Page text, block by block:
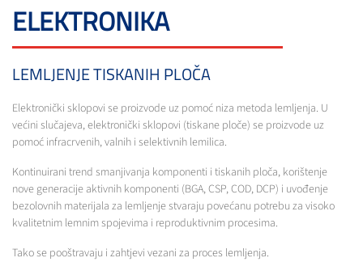
ELEKTRONIKA
LEMLJENJE TISKANIH PLOČA
Elektronički sklopovi se proizvode uz pomoć niza metoda lemljenja. U
većini slučajeva, elektronički sklopovi (tiskane ploče) se proizvode uz
pomoć infracrvenih, valnih i selektivnih lemilica.
Kontinuirani trend smanjivanja komponenti i tiskanih ploča, korištenje
nove generacije aktivnih komponenti (BGA, CSP, COD, DCP) i uvođenje
bezolovnih materijala za lemljenje stvaraju povećanu potrebu za visoko
kvalitetnim lemnim spojevima i reproduktivnim procesima.
Tako se pooštravaju i zahtjevi vezani za proces lemljenja.